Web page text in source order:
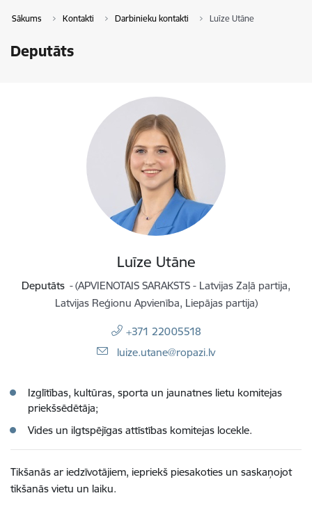
Sākums Kontakti Darbinieku kontakti Luīze Utāne
Deputāts
Luīze Utāne
Deputāts
(APVIENOTAIS SARAKSTS - Latvijas Zaļā partija,
Latvijas Reģionu Apvienība, Liepājas partija)
+371 22005518
E-pasts:
luize.utane@ropazi.lv
Izglītības, kultūras, sporta un jaunatnes lietu komitejas
priekšsēdētāja;
Vides un ilgtspējīgas attīstības komitejas locekle.
Tikšanās ar iedzīvotājiem, iepriekš piesakoties un saskaņojot
tikšanās vietu un laiku.